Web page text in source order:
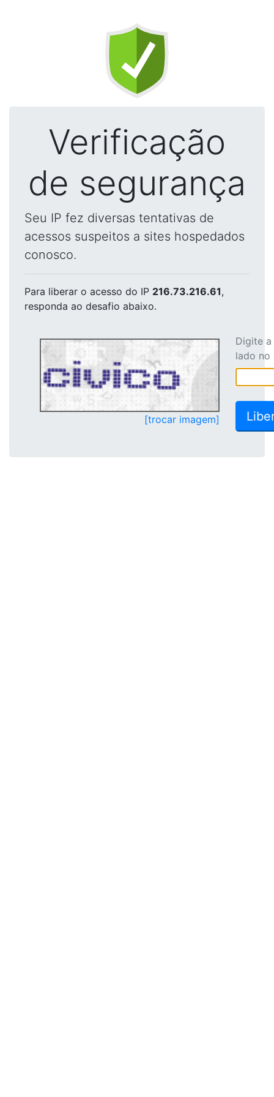
Verificação
de segurança
Seu IP fez diversas tentativas de
acessos suspeitos a sites hospedados
conosco.
Para liberar o acesso do IP 216.73.216.61,
responda ao desafio abaixo.
[trocar imagem]
Digite
lado no